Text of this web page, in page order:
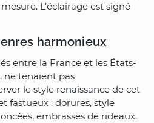
L’éclairage est signé
harmonieux
entre la France et les États-
ne tenaient pas
le style renaissance de cet
fastueux : dorures, style
embrasses de rideaux,